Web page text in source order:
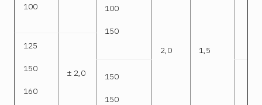
100 100
150
2,0
1,5
125
150
160
± 2,0 150
150